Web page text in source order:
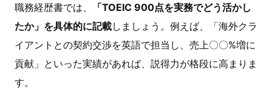
職務経歴書では、
「TOEIC 900点を実務でどう活かし
たか」を具体的に記載しましょう。例えば、「海外クラ
イアントとの契約交渉を英語で担当し、売上〇〇%増に
貢献」といった実績があれば、説得力が格段に高まりま
す。